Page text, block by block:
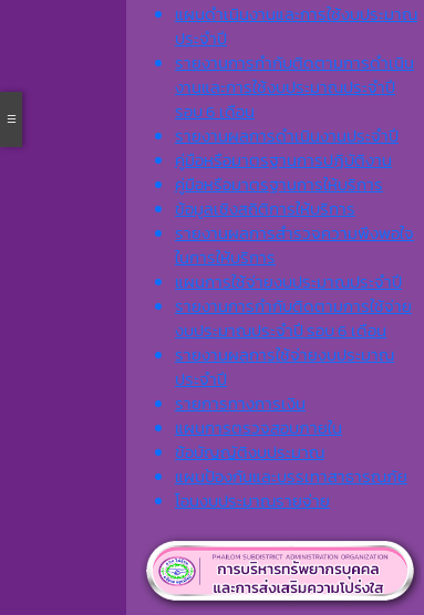
แผนดำเนินงานและการใช้งบประมาณ
ประจำปี
รายงานการกำกับติดตามการดำเนิน
งานและการใช้งบประมาณประจำปี
รอบ 6 เดือน
รายงานผลการดำเนินงานประจำปี
คู่มือหรือมาตรฐานการปฏิบัติงาน
คู่มือหรือมาตรฐานการให้บริการ
ข้อมูลเชิงสถิติการให้บริการ
รายงานผลการสำรวจความพึงพอใจ
ในการให้บริการ
แผนการใช้จ่ายงบประมาณประจำปี
รายงานการกำกับติดตามการใช้จ่าย
งบประมาณประจำปี รอบ 6 เดือน
รายงานผลการใช้จ่ายงบประมาณ
ประจำปี
รายการทางการเงิน
แผนการตรวจสอบภายใน
ข้อบัญญัติงบประมาณ
แผนป้องกันและบรรเทาสาธารณภัย
โอนงบประมาณรายจ่าย